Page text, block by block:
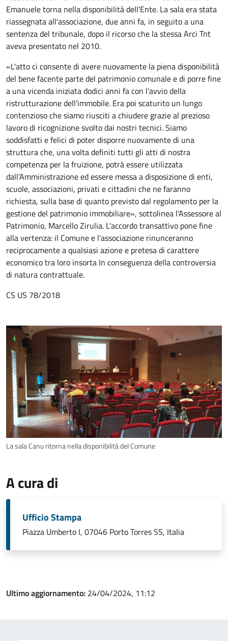
Emanuele torna nella disponibilità dell'Ente. La sala era stata
riassegnata all'associazione, due anni fa, in seguito a una
sentenza del tribunale, dopo il ricorso che la stessa Arci Tnt
aveva presentato nel 2010.
«L'atto ci consente di avere nuovamente la piena disponibilità
del bene facente parte del patrimonio comunale e di porre fine
a una vicenda iniziata dodici anni fa con l'avvio della
ristrutturazione dell'immobile. Era poi scaturito un lungo
contenzioso che siamo riusciti a chiudere grazie al prezioso
lavoro di ricognizione svolto dai nostri tecnici. Siamo
soddisfatti e felici di poter disporre nuovamente di una
struttura che, una volta definiti tutti gli atti di nostra
competenza per la fruizione, potrà essere utilizzata
dall’Amministrazione ed essere messa a disposizione di enti,
scuole, associazioni, privati e cittadini che ne faranno
richiesta, sulla base di quanto previsto dal regolamento per la
gestione del patrimonio immobiliare», sottolinea l'Assessore al
Patrimonio, Marcello Zirulia. L'accordo transattivo pone fine
alla vertenza: il Comune e l'associazione rinunceranno
reciprocamente a qualsiasi azione e pretesa di carattere
economico tra loro insorta In conseguenza della controversia
di natura contrattuale.
CS US 78/2018
La sala Canu ritorna nella disponibilità del Comune
A cura di
Ufficio Stampa
Piazza Umberto I, 07046 Porto Torres SS, Italia
Ultimo aggiornamento: 24/04/2024, 11:12